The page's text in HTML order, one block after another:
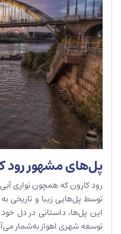
پل‌های مشهور رود
رود کارون که همچون نواری
توسط پل‌هایی زیبا و تاریخی
این پل‌ها، داستانی در دل
توسعه شهری اهواز به‌شمار